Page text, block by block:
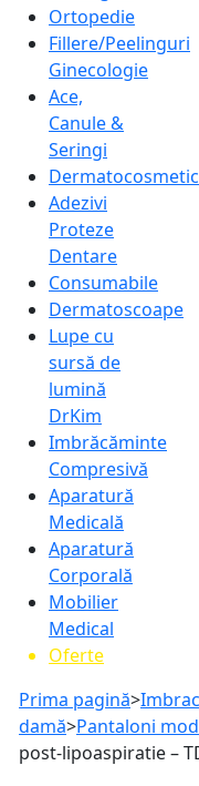
Ortopedie
Fillere/Peelinguri
Ginecologie
Ace,
Canule &
Seringi
Adezivi
Proteze
Dentare
Consumabile
Dermatoscoape
Lupe cu
sursă de
lumină
DrKim
Imbrăcăminte
Compresivă
Aparatură
Medicală
Aparatură
Corporală
Mobilier
Medical
Oferte
Prima pagină>
damă>Pantaloni
post-lipoaspiratie –